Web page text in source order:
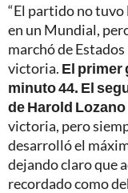
“El partido no tuvo
en un Mundial,
marchó de
victoria. El primer
minuto 44. El
de Harold
victoria, pero
desarrolló el
dejando claro que
recordado como